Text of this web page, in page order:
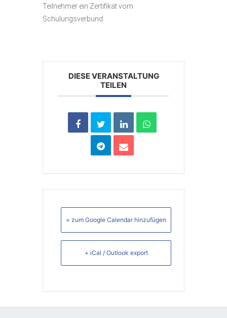
Teilnehmer ein Zertifikat vom
Schulungsverbund.
DIESE VERANSTALTUNG
TEILEN
+ zum Google Calendar hinzufügen
+ iCal / Outlook export